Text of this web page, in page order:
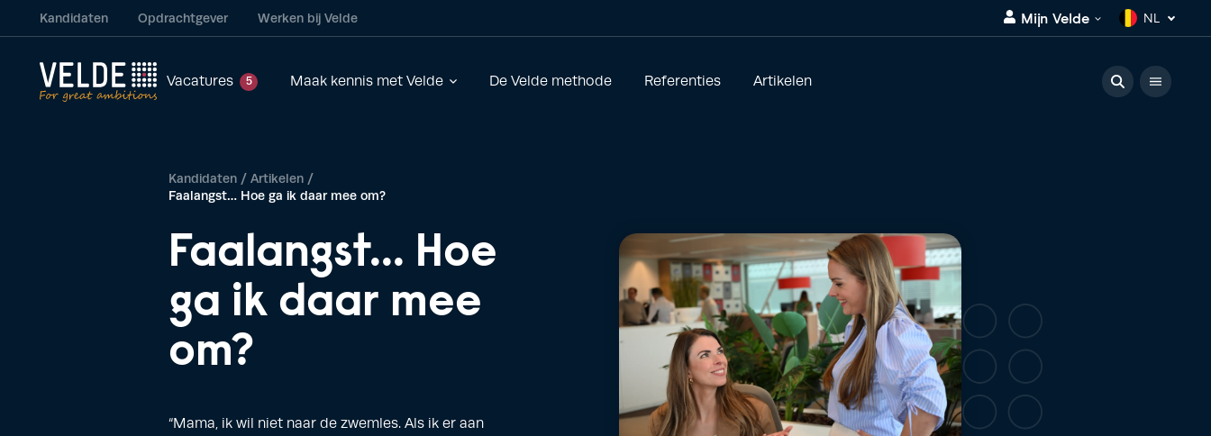
Kandidaten Opdrachtgever Werken bij Velde Mijn Velde NL
Vacatures 5 Maak kennis met Velde De Velde methode Referenties Artikelen
Kandidaten / Artikelen /
Faalangst… Hoe ga ik daar mee om?
Faalangst... Hoe
ga ik daar mee
om?
“Mama, ik wil niet naar de zwemles. Als ik er aan